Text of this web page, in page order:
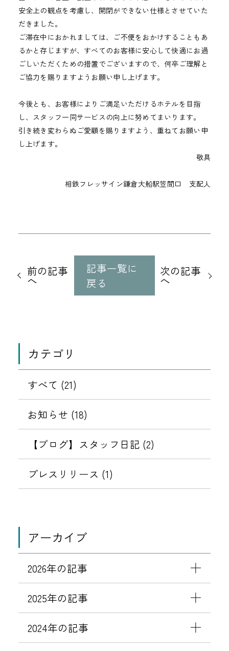
安全上の観点を考慮し、開閉ができない仕様とさせていた
だきました。
ご滞在中におかれましては、ご不便をおかけすることもあ
るかと存じますが、すべてのお客様に安心して快適にお過
ごしいただくための措置でございますので、何卒ご理解と
ご協力を賜りますようお願い申し上げます。
今後とも、お客様によりご満足いただけるホテルを目指
し、スタッフ一同サービスの向上に努めてまいります。
引き続き変わらぬご愛顧を賜りますよう、重ねてお願い申
し上げます。
敬具
相鉄フレッサイン鎌倉大船駅笠間口 支配人
記
事
前の記事
へ
記事一覧に
戻る
次の記事
へ
カテゴリ
すべて (21)
お知らせ (18)
【ブログ】スタッフ日記 (2)
プレスリリース (1)
アーカイブ
2026年の記事
2025年の記事
2024年の記事